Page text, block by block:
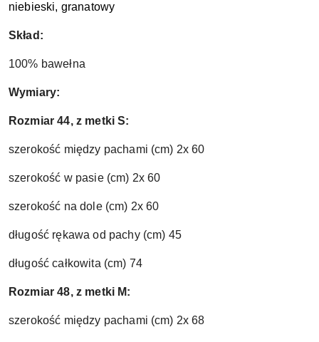
niebieski, granatowy
Skład:
100% bawełna
Wymiary:
Rozmiar 44, z metki S:
szerokość między pachami (cm) 2x 60
szerokość w pasie (cm) 2x 60
szerokość na dole (cm) 2x 60
długość rękawa od pachy (cm) 45
długość całkowita (cm) 74
Rozmiar 48, z metki M:
szerokość między pachami (cm) 2x 68